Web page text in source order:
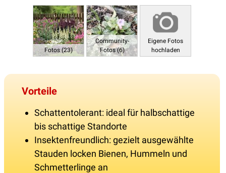
Fotos (23)
Community-
Fotos (6)
Eigene Fotos
hochladen
Vorteile
Schattentolerant: ideal für halbschattige
bis schattige Standorte
Insektenfreundlich: gezielt ausgewählte
Stauden locken Bienen, Hummeln und
Schmetterlinge an